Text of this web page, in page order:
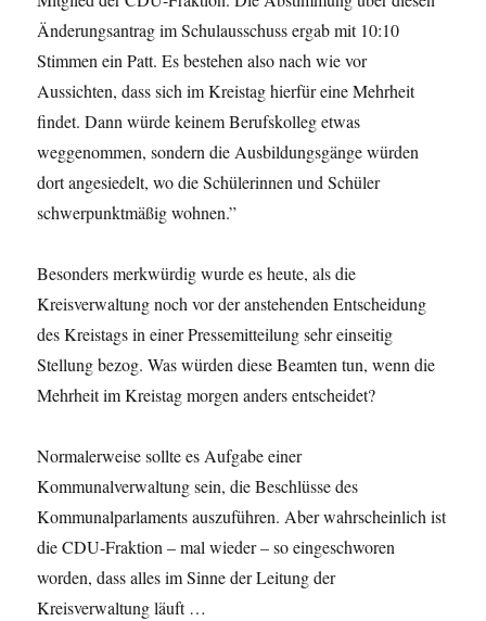
Änderungsantrag im Schulausschuss ergab mit 10:10
Stimmen ein Patt. Es bestehen also nach wie vor
Aussichten, dass sich im Kreistag hierfür eine Mehrheit
findet. Dann würde keinem Berufskolleg etwas
weggenommen, sondern die Ausbildungsgänge würden
dort angesiedelt, wo die Schülerinnen und Schüler
schwerpunktmäßig wohnen.”
Besonders merkwürdig wurde es heute, als die
Kreisverwaltung noch vor der anstehenden Entscheidung
des Kreistags in einer Pressemitteilung sehr einseitig
Stellung bezog. Was würden diese Beamten tun, wenn die
Mehrheit im Kreistag morgen anders entscheidet?
Normalerweise sollte es Aufgabe einer
Kommunalverwaltung sein, die Beschlüsse des
Kommunalparlaments auszuführen. Aber wahrscheinlich ist
die CDU-Fraktion – mal wieder – so eingeschworen
worden, dass alles im Sinne der Leitung der
Kreisverwaltung läuft …